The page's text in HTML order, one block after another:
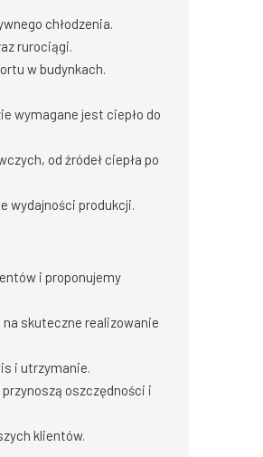
chłodzenia.
rurociągi.
w budynkach.
wymagane jest ciepło do
od źródeł ciepła po
wydajności produkcji.
i proponujemy
skuteczne realizowanie
i utrzymanie.
oszczędności i
klientów.